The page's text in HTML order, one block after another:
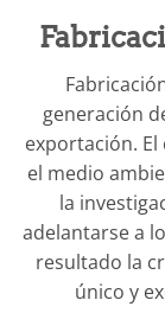
generación
exportación.
el medio
la
adelantarse a
resultado la
único y